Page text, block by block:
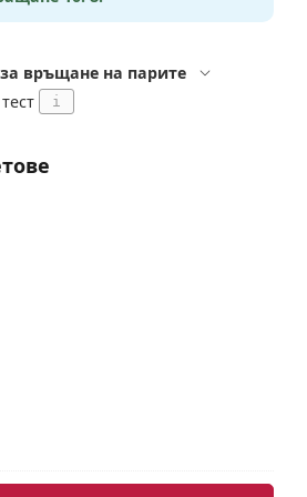
връщане на парите
i